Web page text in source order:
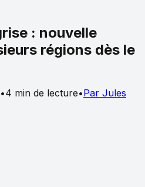
: nouvelle
régions dès le
•4 min de lecture•Par Jules